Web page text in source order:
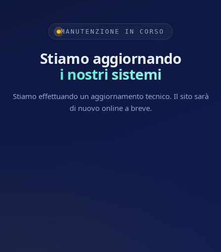
MANUTENZIONE IN CORSO
Stiamo aggiornando
i nostri sistemi
Stiamo effettuando un aggiornamento tecnico. Il sito sarà
di nuovo online a breve.